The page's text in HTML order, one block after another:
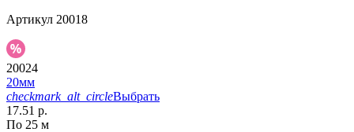
Артикул 20018
20024
20мм
checkmark_alt_circleВыбрать
17.51 р.
По 25 м